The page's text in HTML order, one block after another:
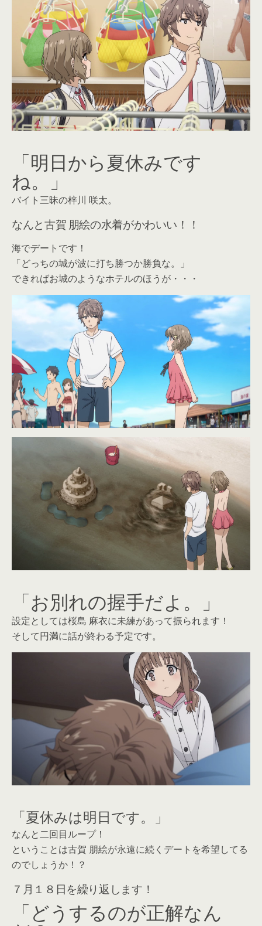
「明日から夏休みです
ね。」
バイト三昧の梓川 咲太。
なんと古賀 朋絵の水着がかわいい！！
海でデートです！
「どっちの城が波に打ち勝つか勝負な。」
できればお城のようなホテルのほうが・・・
「お別れの握手だよ。」
設定としては桜島 麻衣に未練があって振られます！
そして円満に話が終わる予定です。
「夏休みは明日です。」
なんと二回目ループ！
ということは古賀 朋絵が永遠に続くデートを希望してる
のでしょうか！？
７月１８日を繰り返します！
「どうするのが正解なん